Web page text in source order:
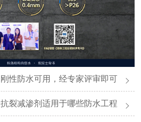
性防水可用，经专家评审即可
抗裂减渗剂适用于哪些防水工程